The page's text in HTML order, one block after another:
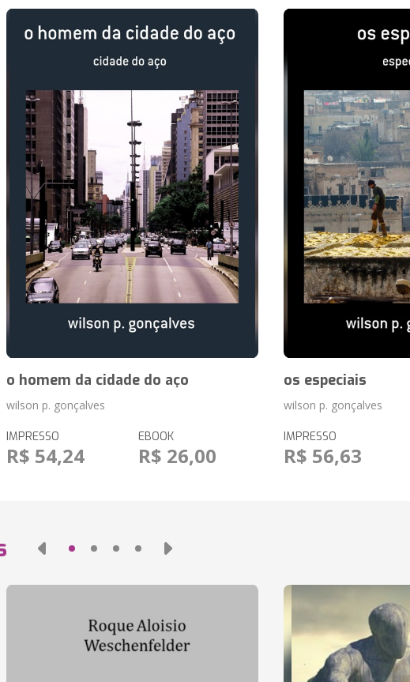
o homem da cidade do aço
wilson p. gonçalves
IMPRESSO
R$ 54,24
EBOOK
R$ 26,00
os especiais
wilson p. gonçalves
IMPRESSO
R$ 56,63